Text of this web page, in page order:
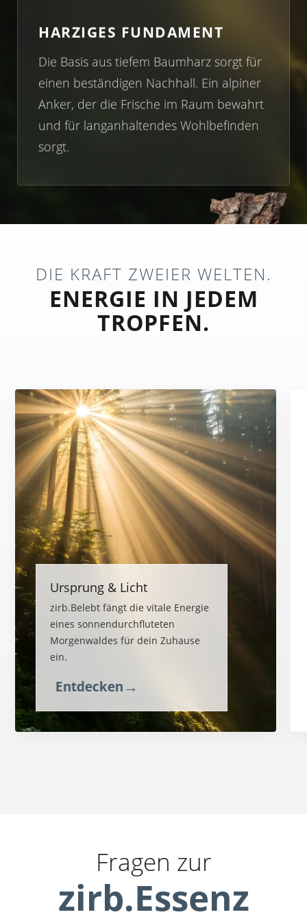
HARZIGES FUNDAMENT
Die Basis aus tiefem Baumharz sorgt für
einen beständigen Nachhall. Ein alpiner
Anker, der die Frische im Raum bewahrt
und für langanhaltendes Wohlbefinden
sorgt.
DIE KRAFT ZWEIER WELTEN.
ENERGIE IN JEDEM
TROPFEN.
Ursprung & Licht
zirb.Belebt fängt die vitale Energie
eines sonnendurchfluteten
Morgenwaldes für dein Zuhause
ein.
Entdecken→
Fragen zur
zirb.Essenz